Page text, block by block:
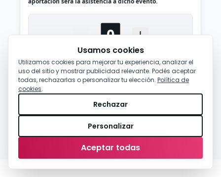
0,00 €-Comprar
Usamos cookies
Utilizamos cookies para mejorar tu experiencia, analizar el
uso del sitio y mostrar publicidad relevante. Podés aceptar
todas, rechazarlas o personalizar tu elección. Política de
cookies.
Rechazar
Personalizar
Aceptar todas